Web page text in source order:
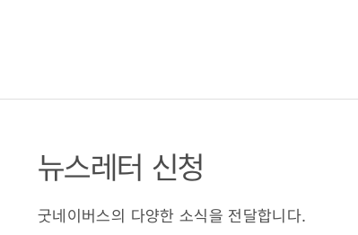
뉴스레터 신청
굿네이버스의 다양한 소식을 전달합니다.